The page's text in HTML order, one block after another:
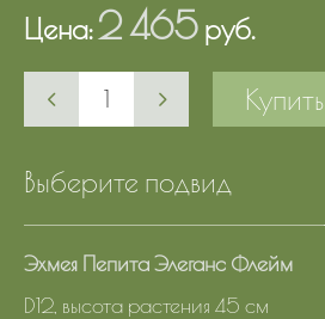
Цена:2 465 руб.
Купить
Выберите подвид
Эхмея Пепита Элеганс Флейм
D12, высота растения 45 см